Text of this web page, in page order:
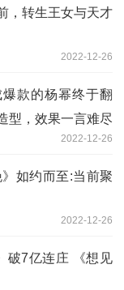
，转生王女与天才
2022-12-26
款的杨幂终于翻
型，效果一言难尽
2022-12-26
》如约而至:当前聚
2022-12-26
破7亿连庄 《想见